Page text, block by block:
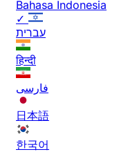
Bahasa Indonesia
✓
עברית
हिन्दी
فارسی
日本語
한국어